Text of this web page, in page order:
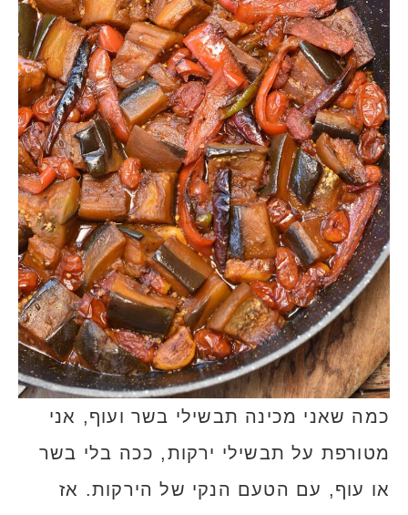
כמה שאני מכינה תבשילי בשר ועוף, אני
מטורפת על תבשילי ירקות, ככה בלי בשר
או עוף, עם הטעם הנקי של הירקות. אז